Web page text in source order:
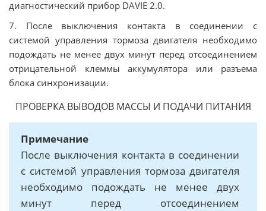
диагностический прибор DAVIE 2.0.
7. После выключения контакта в соединении с
системой управления тормоза двигателя необходимо
подождать не менее двух минут перед отсоединением
отрицательной клеммы аккумулятора или разъема
блока синхронизации.
ПРОВЕРКА ВЫВОДОВ МАССЫ И ПОДАЧИ ПИТАНИЯ
Примечание
После выключения контакта в соединении
с системой управления тормоза двигателя
необходимо подождать не менее двух
минут перед отсоединением